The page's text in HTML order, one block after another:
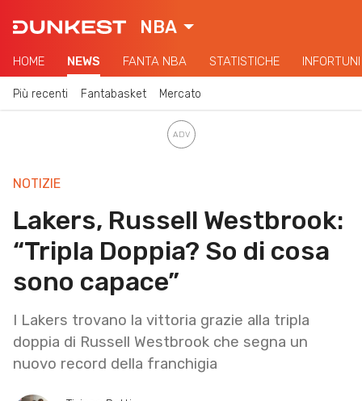
NBA
HOME NEWS FANTA NBA STATISTICHE INFORTUNI
Più recenti Fantabasket Mercato
NOTIZIE
Lakers, Russell Westbrook:
“Tripla Doppia? So di cosa
sono capace”
I Lakers trovano la vittoria grazie alla tripla
doppia di Russell Westbrook che segna un
nuovo record della franchigia